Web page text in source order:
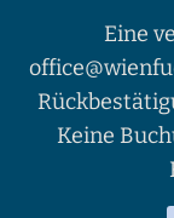
Eine
Keine